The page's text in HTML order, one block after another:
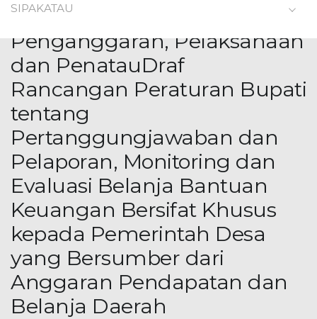
SIPAKATAU
Bupati tentang Tata Cara
Penganggaran, Pelaksanaan
dan PenatauDraf
Rancangan Peraturan Bupati
tentang
Pertanggungjawaban dan
Pelaporan, Monitoring dan
Evaluasi Belanja Bantuan
Keuangan Bersifat Khusus
kepada Pemerintah Desa
yang Bersumber dari
Anggaran Pendapatan dan
Belanja Daerah